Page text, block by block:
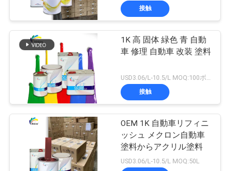
接触
1K 高 固体 緑色 青 自動
車 修理 自動車 改装 塗料
接触
OEM 1K 自動車リフィニ
ッシュ メクロン自動車
塗料からアクリル塗料
USD3.06/L-10.5/L MOQ:50L